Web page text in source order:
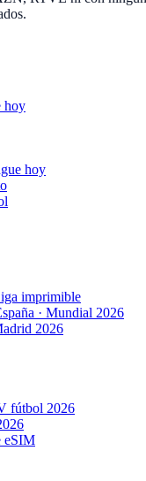
hoy
hoy
imprimible
· Mundial 2026
2026
fútbol 2026
eSIM